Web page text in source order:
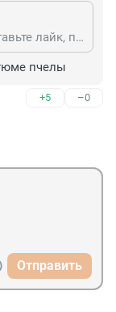
Юмор от Регины Дубовицкой. Поставьте лайк, пожалуйста.
пчелы
+5 –0
Отправить